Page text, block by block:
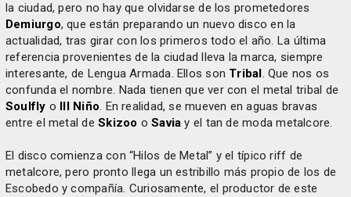
la ciudad, pero no hay que olvidarse de los prometedores
Demiurgo, que están preparando un nuevo disco en la
actualidad, tras girar con los primeros todo el año. La última
referencia provenientes de la ciudad lleva la marca, siempre
interesante, de Lengua Armada. Ellos son Tribal. Que nos os
confunda el nombre. Nada tienen que ver con el metal tribal de
Soulfly o Ill Niño. En realidad, se mueven en aguas bravas
entre el metal deSkizoo oSavia y el tan de moda metalcore.
El disco comienza con “Hilos de Metal” y el típico riff de
metalcore, pero pronto llega un estribillo más propio de los de
Escobedo y compañía. Curiosamente, el productor de este